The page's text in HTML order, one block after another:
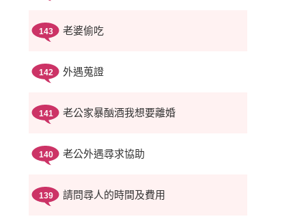
143 老婆偷吃
142 外遇蒐證
141 老公家暴酗酒我想要離婚
140 老公外遇尋求協助
139 請問尋人的時間及費用